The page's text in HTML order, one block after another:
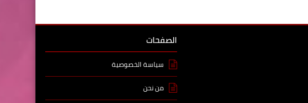
الصفحات
سياسة الخصوصية
من نحن